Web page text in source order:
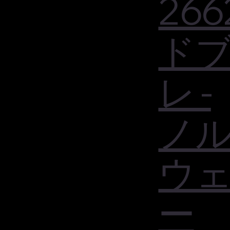
ド
レ -
ノ
ウェ
ー